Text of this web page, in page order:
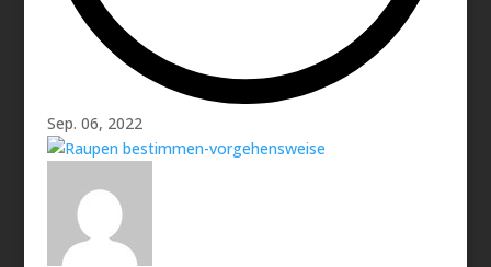
Sep. 06, 2022